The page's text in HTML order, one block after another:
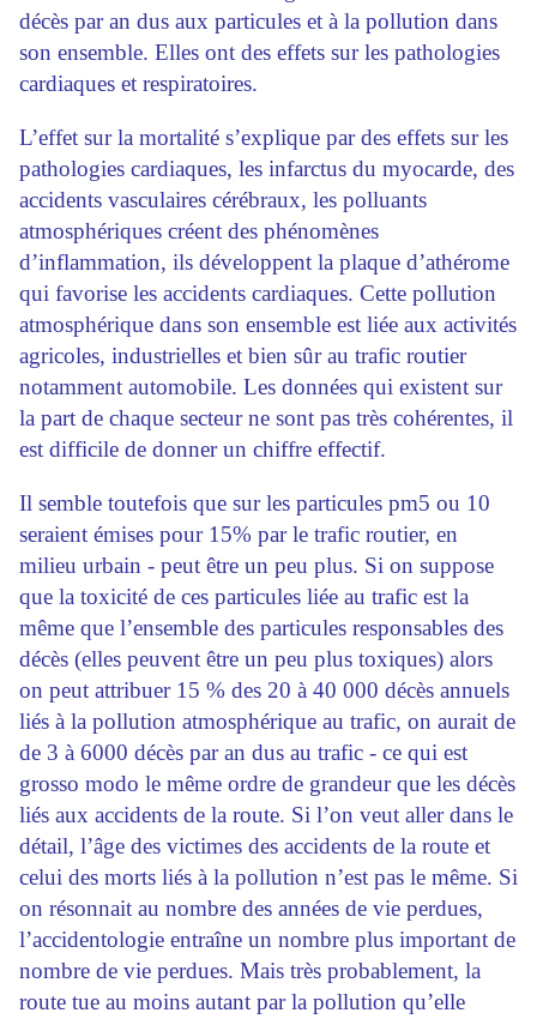
décès par an dus aux particules et à la pollution dans
son ensemble. Elles ont des effets sur les pathologies
cardiaques et respiratoires.
L’effet sur la mortalité s’explique par des effets sur les
pathologies cardiaques, les infarctus du myocarde, des
accidents vasculaires cérébraux, les polluants
atmosphériques créent des phénomènes
d’inflammation, ils développent la plaque d’athérome
qui favorise les accidents cardiaques. Cette pollution
atmosphérique dans son ensemble est liée aux activités
agricoles, industrielles et bien sûr au trafic routier
notamment automobile. Les données qui existent sur
la part de chaque secteur ne sont pas très cohérentes, il
est difficile de donner un chiffre effectif.
Il semble toutefois que sur les particules pm5 ou 10
seraient émises pour 15% par le trafic routier, en
milieu urbain - peut être un peu plus. Si on suppose
que la toxicité de ces particules liée au trafic est la
même que l’ensemble des particules responsables des
décès (elles peuvent être un peu plus toxiques) alors
on peut attribuer 15 % des 20 à 40 000 décès annuels
liés à la pollution atmosphérique au trafic, on aurait de
de 3 à 6000 décès par an dus au trafic - ce qui est
grosso modo le même ordre de grandeur que les décès
liés aux accidents de la route. Si l’on veut aller dans le
détail, l’âge des victimes des accidents de la route et
celui des morts liés à la pollution n’est pas le même. Si
on résonnait au nombre des années de vie perdues,
l’accidentologie entraîne un nombre plus important de
nombre de vie perdues. Mais très probablement, la
route tue au moins autant par la pollution qu’elle